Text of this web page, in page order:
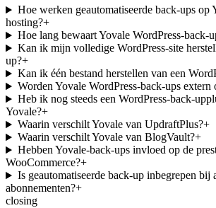
Hoe werken geautomatiseerde back-ups op
hosting?+
Hoe lang bewaart Yovale WordPress-back-
Kan ik mijn volledige WordPress-site
up?+
Kan ik één bestand herstellen van een
Worden Yovale WordPress-back-ups extern
Heb ik nog steeds een WordPress-back-
Yovale?+
Waarin verschilt Yovale van UpdraftPlus?+
Waarin verschilt Yovale van BlogVault?+
Hebben Yovale-back-ups invloed op de
WooCommerce?+
Is geautomatiseerde back-up inbegrepen bij
abonnementen?+
closing